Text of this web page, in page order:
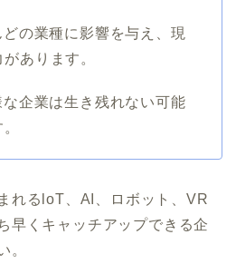
の業種に影響を与え、現
あります。
な企業は生き残れない可能
れるloT、AI、ロボット、VR
早くキャッチアップできる企
。